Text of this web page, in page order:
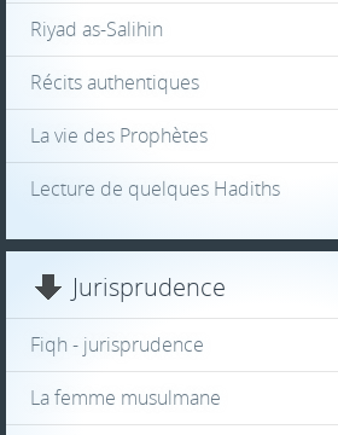
Riyad as-Salihin
Récits authentiques
La vie des Prophètes
Lecture de quelques Hadiths
Jurisprudence
Fiqh - jurisprudence
La femme musulmane